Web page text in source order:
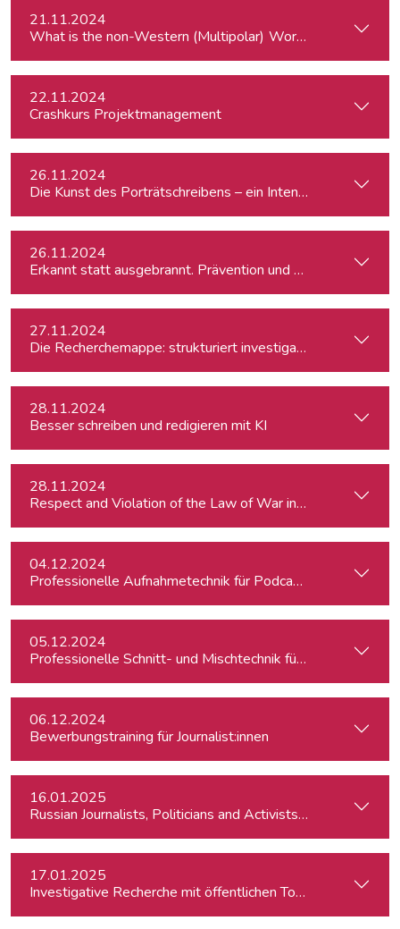
21.11.2024
What is
22.11.2024
Crashkurs Projektmanagement
26.11.2024
Die Kunst des Porträtschreibens – ein Intensiv-Workshop
26.11.2024
Erkannt statt ausgebrannt. Prävention und Erste-Hilfe bei
27.11.2024
Die Recherchemappe: strukturiert investigativ arbeiten,
28.11.2024
Besser schreiben und redigieren mit KI
28.11.2024
Respect and Violation of the Law of War in Ukraine and
04.12.2024
Professionelle Aufnahmetechnik für Podcasts
05.12.2024
Professionelle Schnitt- und Mischtechnik für Podcasts
06.12.2024
Bewerbungstraining für Journalist:innen
16.01.2025
Russian Journalists, Politicians and Activists in Europe:
17.01.2025
Investigative Recherche mit öffentlichen Tools – von